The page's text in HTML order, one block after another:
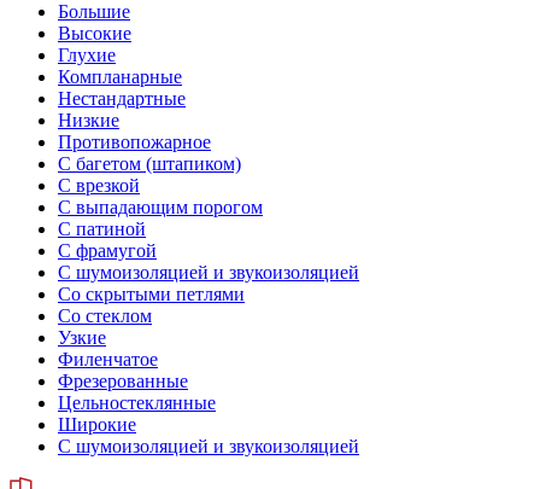
Большие
Высокие
Глухие
Компланарные
Нестандартные
Низкие
Противопожарное
С багетом (штапиком)
С врезкой
С выпадающим порогом
С патиной
С фрамугой
С шумоизоляцией и звукоизоляцией
Со скрытыми петлями
Со стеклом
Узкие
Филенчатое
Фрезерованные
Цельностеклянные
Широкие
С шумоизоляцией и звукоизоляцией